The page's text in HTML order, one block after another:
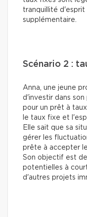
tranquillité
supplémentaire.
Scénario 2 :
Anna, une jeune
d'investir dans
pour un prêt à
le taux fixe et
Elle sait que sa
gérer les
prête à accepter
Son objectif est
potentielles à
d'autres projets